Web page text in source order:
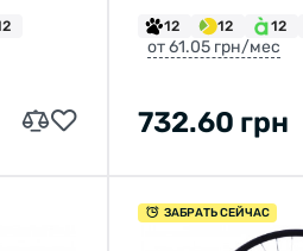
12 12 12
от 61.05 грн/мес
732.60 грн
ЗАБРАТЬ СЕЙЧАС